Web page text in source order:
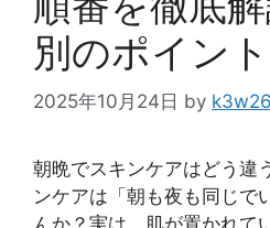
別のポイン
2025年10月24日 by
朝晩でスキンケアはどう違
ンケアは「朝も夜も同じで
んか？実は、肌が置かれて